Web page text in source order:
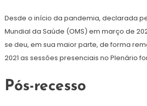
Desde o início da pandemia, declarada
Mundial da Saúde (OMS) em março de
se deu, em sua maior parte, de forma
2021 as sessões presenciais no Plenário
Pós-recesso